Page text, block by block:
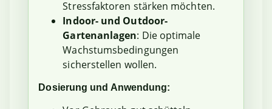
Stressfaktoren stärken möchten.
Indoor- und Outdoor-
Gartenanlagen: Die optimale
Wachstumsbedingungen
sicherstellen wollen.
Dosierung und Anwendung: